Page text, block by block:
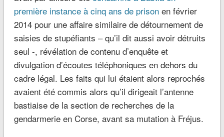
première instance à cinq ans de prisonen février
2014 pour une affaire similaire de détournement de
saisies de stupéfiants – qu’il dit aussi avoir détruits
seul -, révélation de contenu d’enquête et
divulgation d’écoutes téléphoniques en dehors du
cadre légal. Les faits qui lui étaient alors reprochés
avaient été commis alors qu’il dirigeait l’antenne
bastiaise de la section de recherches de la
gendarmerie en Corse, avant sa mutation à Fréjus.